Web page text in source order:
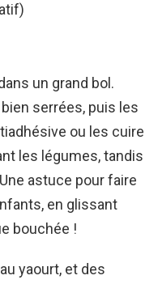
un grand bol.
serrées, puis les
ou les cuire
les légumes, tandis
astuce pour faire
en glissant
bouchée !
yaourt, et des